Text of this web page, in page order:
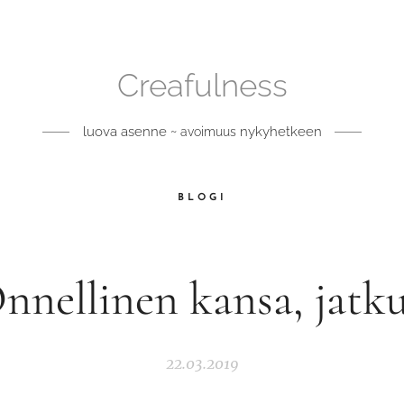
Creafulness
luova asenne ~ avoimuusnykyhetkeen
BLOGI
kansa,
22.03.2019